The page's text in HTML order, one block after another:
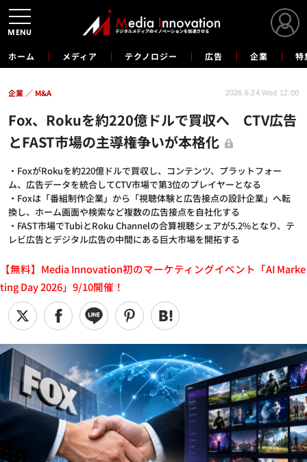
ホーム メディア テクノロジー 広告 企業 特
Fox、Rokuを約220億ドルで買収へ CTV広告
とFAST市場の主導権争いが本格化
・FoxがRokuを約220億ドルで買収し、コンテンツ、プラットフォー
ム、広告データを統合してCTV市場で第3位のプレイヤーとなる
・Foxは「番組制作企業」から「視聴体験と広告接点の設計企業」へ転
換し、ホーム画面や検索など複数の広告接点を自社化する
・FAST市場でTubiとRoku Channelの合算視聴シェアが5.2%となり、テ
レビ広告とデジタル広告の中間にある巨大市場を開拓する
企業 M&A 2026.6.24 Wed 12:00
【無料】Media Innovation初のマーケティングイベント「AI Marke
ting Day 2026」9/10開催！
MENU